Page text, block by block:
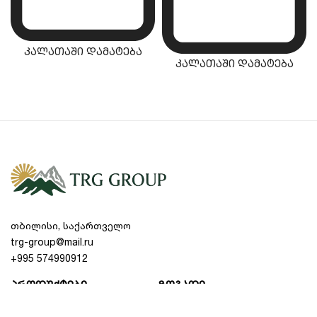
ჭკვიანი ციფრული თერმოსტატი:
დისპლეი საშუალებას გაძლევთ ზუსტად
გააკონტროლოთ შიდა კლიმატი, რათა
გასტროემკოსი ან კონტეინერი.
თვითდამხურავი კარი:
დარჩენას, რაც საგრძნობლად ზოგავს
ელექტროენერგიას.
კალათაში დამატება
კალათაში დამატება
თბილისი, საქართველო
trg-group@mail.ru
+995 574990912
პროდუქტები ზოგადი